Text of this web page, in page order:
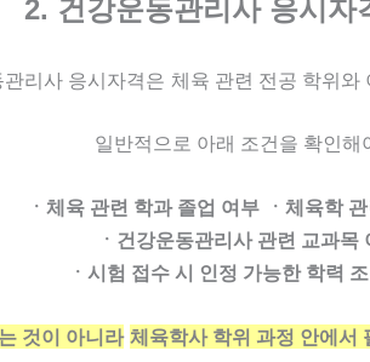
2. 건강운동관리사 응시자
관리사 응시자격은 체육 관련 전공 학위와
일반적으로 아래 조건을 확인해
ㆍ체육 관련 학과 졸업 여부
ㆍ체육학
ㆍ건강운동관리사 관련 교과목
ㆍ시험 접수 시 인정 가능한 학력
것이 아니라 체육학사 학위 과정 안에서